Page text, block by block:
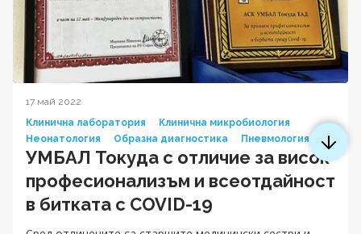
17 май 2022
Клинична лаборатория
Клинична микробиология
Неонатология
Образна диагностика Пневмология
УМБАЛ Токуда с отличие за висок
професионализъм и всеотдайност
в битката с COVID-19